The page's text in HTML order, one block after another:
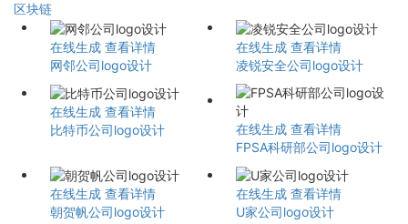
区块链
在线生成 查看详情
网邻公司logo设计
在线生成 查看详情
凌锐安全公司logo设计
在线生成 查看详情
比特币公司logo设计
在线生成 查看详情
FPSA科研部公司logo设计
在线生成 查看详情
朝贺帆公司logo设计
在线生成 查看详情
U家公司logo设计